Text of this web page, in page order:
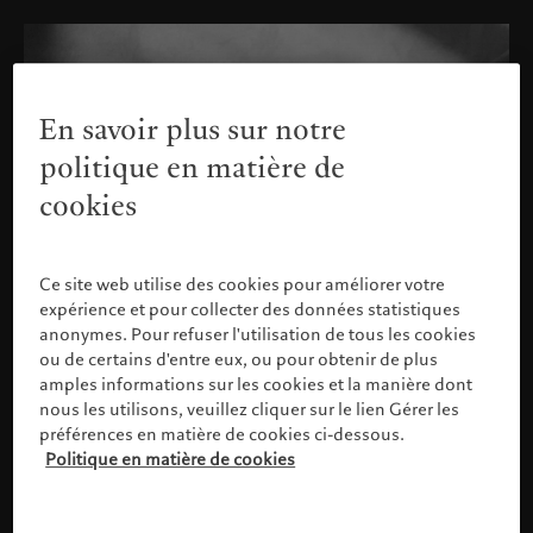
Veuillez confirmer votre profil
En savoir plus sur notre
politique en matière de
cookies
Ce site web utilise des cookies pour améliorer votre
expérience et pour collecter des données statistiques
anonymes. Pour refuser l'utilisation de tous les cookies
ou de certains d'entre eux, ou pour obtenir de plus
amples informations sur les cookies et la manière dont
nous les utilisons, veuillez cliquer sur le lien Gérer les
préférences en matière de cookies ci-dessous.
Politique en matière de cookies